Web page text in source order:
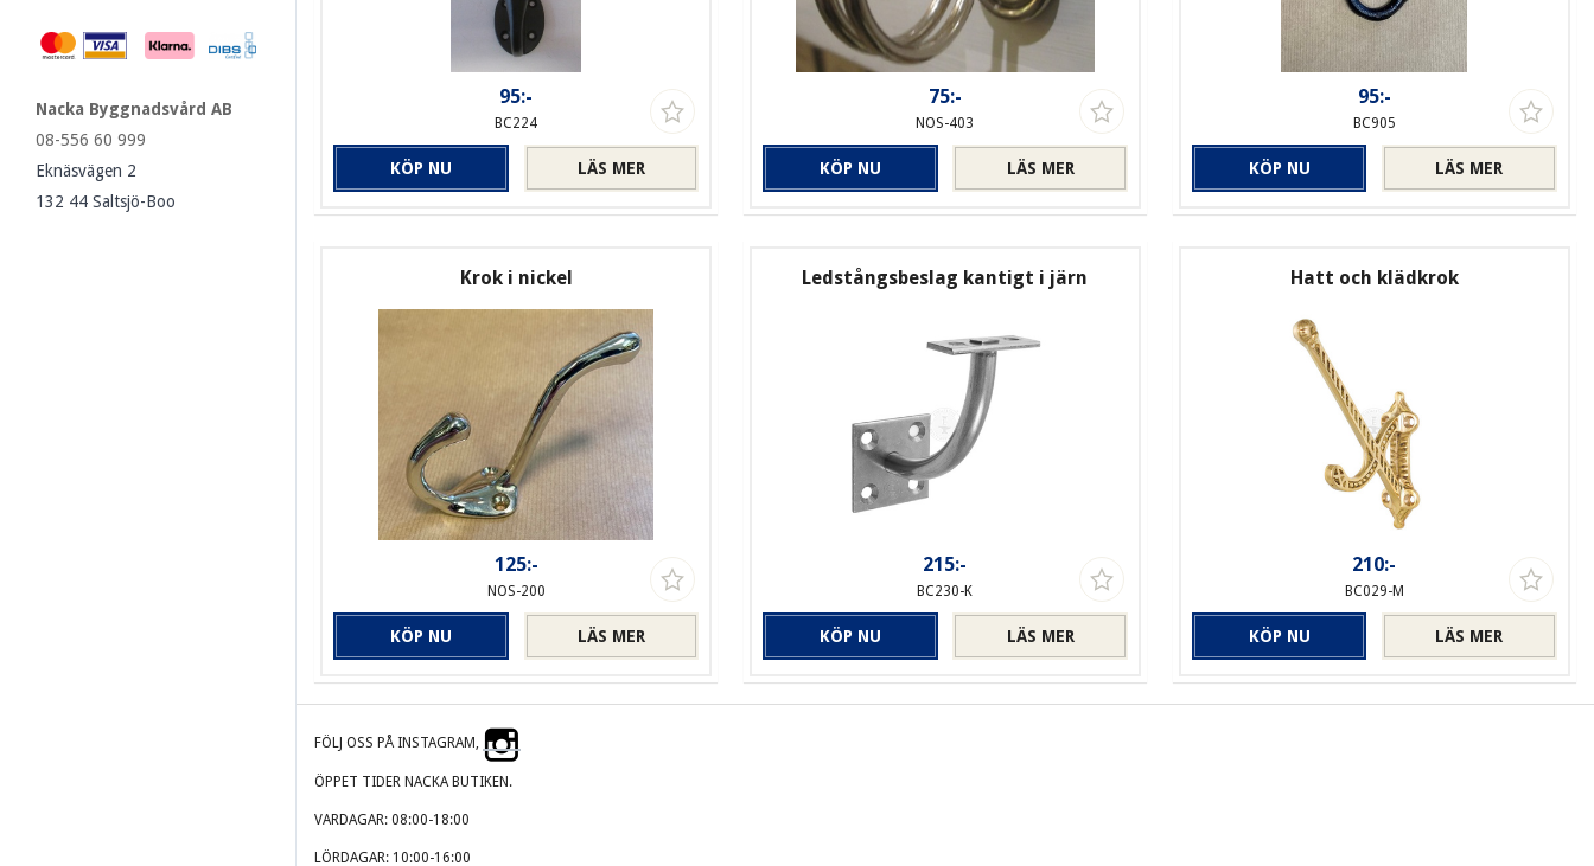
Nacka Byggnadsvård AB
08-556 60 999
Eknäsvägen 2
132 44 Saltsjö-Boo
95:-
BC224
LÄS MER
KÖP NU
75:-
NOS-403
LÄS MER
KÖP NU
95:-
BC905
LÄS MER
KÖP NU
Krok i nickel
125:-
NOS-200
LÄS MER
KÖP NU
Ledstångsbeslag kantigt i järn
215:-
BC230-K
LÄS MER
KÖP NU
Hatt och klädkrok
210:-
BC029-M
LÄS MER
KÖP NU
FÖLJ OSS PÅ INSTAGRAM,
ÖPPET TIDER NACKA BUTIKEN.
VARDAGAR: 08:00-18:00
LÖRDAGAR: 10:00-16:00